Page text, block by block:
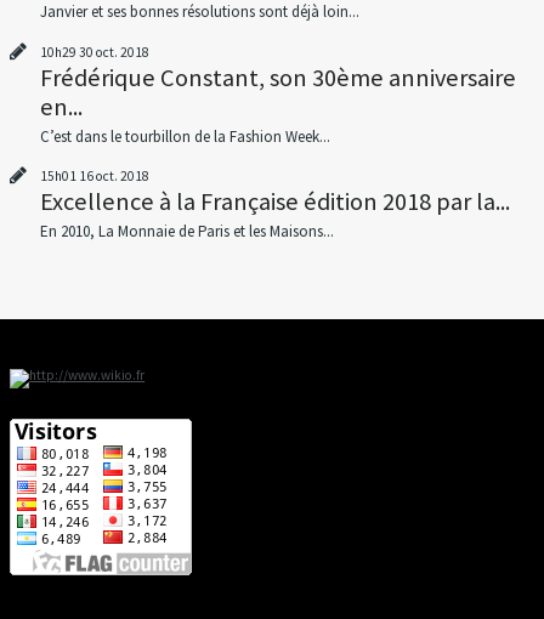
Janvier et ses bonnes résolutions sont déjà loin...
10h29 30 oct. 2018
Frédérique Constant, son 30ème anniversaire
en...
C’est dans le tourbillon de la Fashion Week...
15h01 16oct. 2018
Excellence à la Française édition 2018 par la...
En 2010, La Monnaie de Paris et les Maisons...